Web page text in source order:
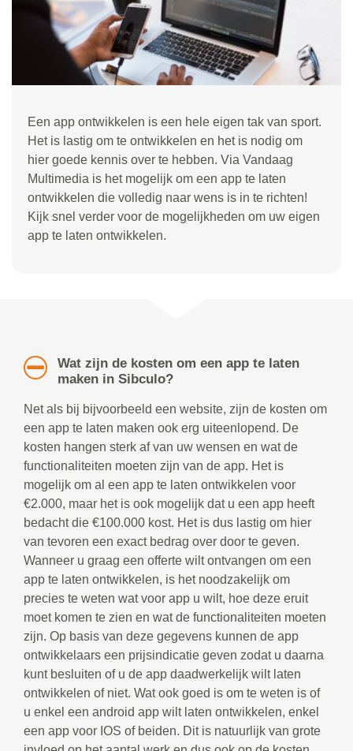
Een app ontwikkelen is een hele eigen tak van sport.
Het is lastig om te ontwikkelen en het is nodig om
hier goede kennis over te hebben. Via Vandaag
Multimedia is het mogelijk om een app te laten
ontwikkelen die volledig naar wens is in te richten!
Kijk snel verder voor de mogelijkheden om uw eigen
app te laten ontwikkelen.
Wat zijn de kosten om een app te laten
maken in Sibculo?
Net als bij bijvoorbeeld een website, zijn de kosten om
een app te laten maken ook erg uiteenlopend. De
kosten hangen sterk af van uw wensen en wat de
functionaliteiten moeten zijn van de app. Het is
mogelijk om al een app te laten ontwikkelen voor
€2.000, maar het is ook mogelijk dat u een app heeft
bedacht die €100.000 kost. Het is dus lastig om hier
van tevoren een exact bedrag over door te geven.
Wanneer u graag een offerte wilt ontvangen om een
app te laten ontwikkelen, is het noodzakelijk om
precies te weten wat voor app u wilt, hoe deze eruit
moet komen te zien en wat de functionaliteiten moeten
zijn. Op basis van deze gegevens kunnen de app
ontwikkelaars een prijsindicatie geven zodat u daarna
kunt besluiten of u de app daadwerkelijk wilt laten
ontwikkelen of niet. Wat ook goed is om te weten is of
u enkel een android app wilt laten ontwikkelen, enkel
een app voor IOS of beiden. Dit is natuurlijk van grote